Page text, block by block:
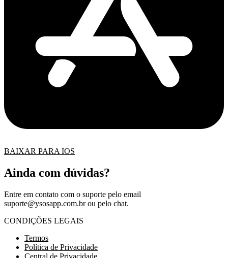
BAIXAR PARA IOS
Ainda com dúvidas?
Entre em contato com o suporte pelo email
suporte@ysosapp.com.brou pelo chat.
CONDIÇÕES LEGAIS
Termos
Política de Privacidade
Central de Privacidade